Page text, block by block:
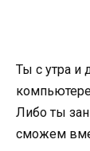
Ты с утра и
Либо ты
сможем